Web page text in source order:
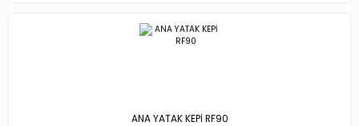
ANA YATAK KEPİ RF90